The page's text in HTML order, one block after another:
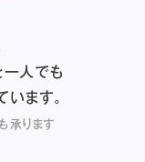
一人でも
います。
承ります